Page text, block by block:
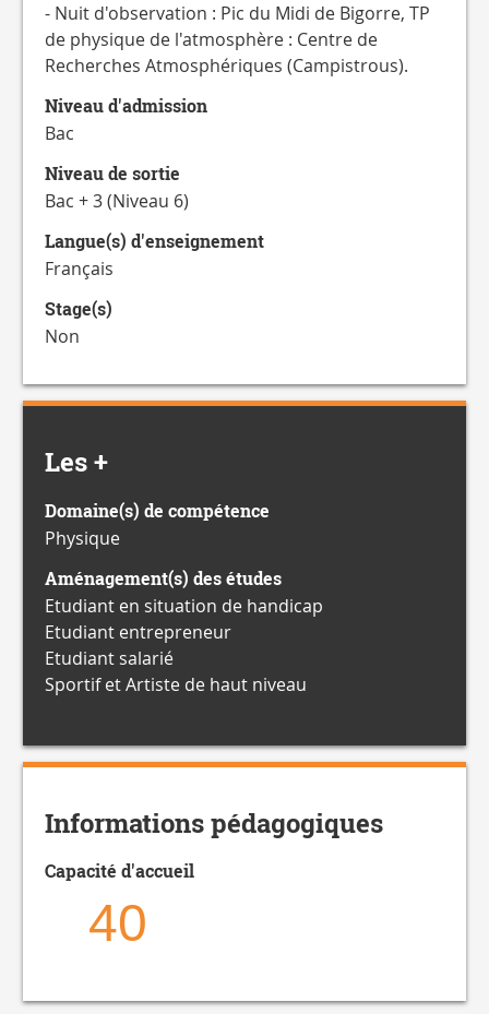
- Nuit d'observation : Pic du Midi de Bigorre, TP
de physique de l'atmosphère : Centre de
Recherches Atmosphériques (Campistrous).
Niveau d'admission
Bac
Niveau de sortie
Bac + 3 (Niveau 6)
Langue(s) d'enseignement
Français
Stage(s)
Non
Les +
Domaine(s) de compétence
Physique
Aménagement(s) des études
Etudiant en situation de handicap
Etudiant entrepreneur
Etudiant salarié
Sportif et Artiste de haut niveau
Informations pédagogiques
Capacité d'accueil
40